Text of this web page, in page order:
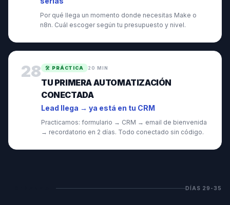
Por qué llega un momento donde necesitas Make o
n8n. Cuál escoger según tu presupuesto y nivel.
28 🛠️ PRÁCTICA 20 MIN
TU PRIMERA AUTOMATIZACIÓN
CONECTADA
Lead llega → ya está en tu CRM
Practicamos: formulario → CRM → email de bienvenida
→ recordatorio en 2 días. Todo conectado sin código.
DÍAS 29 - 35